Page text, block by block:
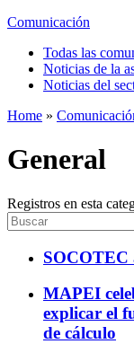
Comunicación
Todas las
Noticias de la
Noticias del
Home »
General
Registros en esta
SOCOTEC
MAPEI
explicar el
de cálculo